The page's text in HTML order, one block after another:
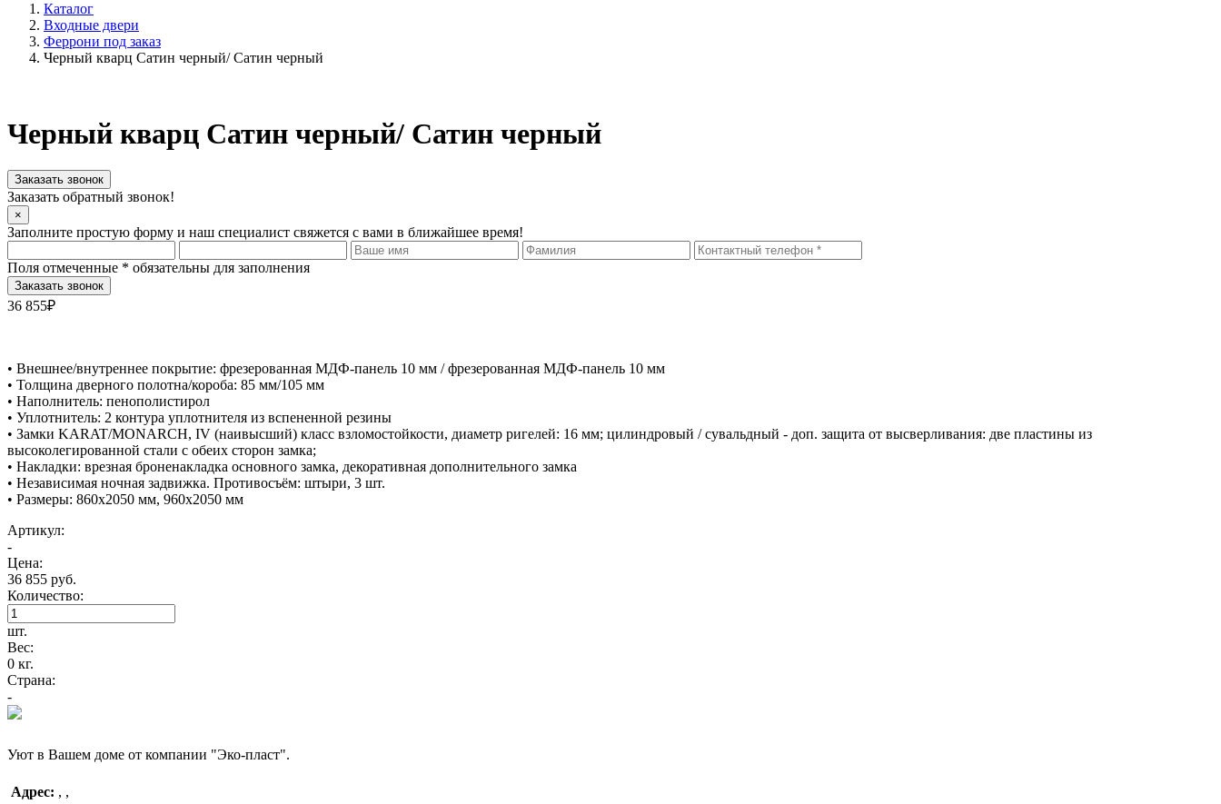
Каталог
Входные двери
Феррони под заказ
Черный кварц Сатин черный/ Сатин черный
Черный кварц Сатин черный/ Сатин черный
Заказать звонок
Заказать обратный звонок!
×
Заполните простую форму и наш специалист свяжется с вами в ближайшее время!
Поля отмеченные * обязательны для заполнения
36 855₽
• Внешнее/внутреннее покрытие: фрезерованная МДФ-панель 10 мм / фрезерованная МДФ-панель 10 мм
• Толщина дверного полотна/короба: 85 мм/105 мм
• Наполнитель: пенополистирол
• Уплотнитель: 2 контура уплотнителя из вспененной резины
• Замки KARAT/MONARCH, IV (наивысший) класс взломостойкости, диаметр ригелей: 16 мм; цилиндровый / сувальдный - доп. защита от высверливания: две пластины из
высоколегированной стали с обеих сторон замка;
• Накладки: врезная броненакладка основного замка, декоративная дополнительного замка
• Независимая ночная задвижка. Противосъём: штыри, 3 шт.
• Размеры: 860х2050 мм, 960х2050 мм
Артикул:
-
Цена:
36 855 руб.
Количество:
шт.
Вес:
0 кг.
Страна:
-
Уют в Вашем доме от компании "Эко-пласт".
Адрес: , ,